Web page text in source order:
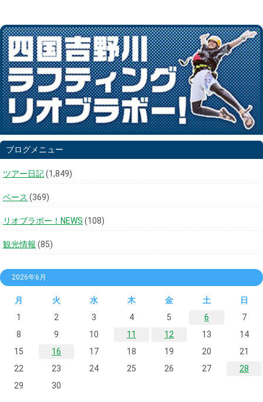
ブログメニュー
ツアー日記(1,849)
ベース (369)
リオブラボー！NEWS (108)
観光情報 (85)
2026年6月
月 火 水 木 金 土
日
1
2 3 4 5 6
7
8
9 10 11 12 13
14
15
16 17 18 19 20
21
22
23 24 25 26 27
28
29
30